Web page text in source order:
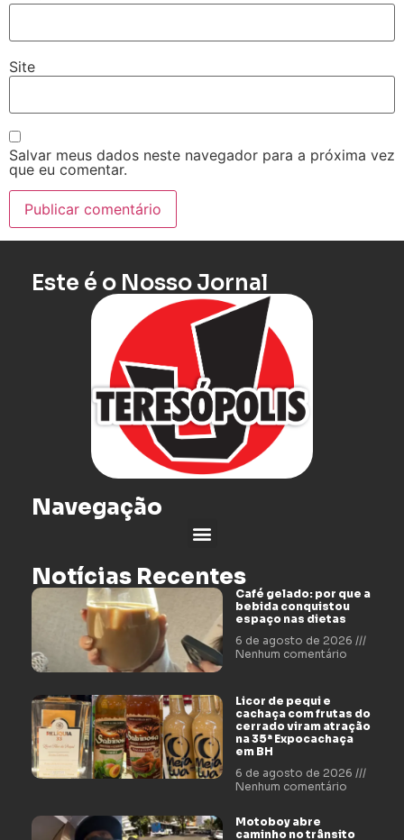
Site
Salvar meus dados neste navegador para a próxima vez
que eu comentar.
Este é o Nosso Jornal
Navegação
Notícias Recentes
Café gelado: por que a
bebida conquistou
espaço nas dietas
6 de agosto de 2026
Nenhum comentário
Licor de pequi e
cachaça com frutas do
cerrado viram atração
na 35ª Expocachaça
em BH
6 de agosto de 2026
Nenhum comentário
Motoboy abre
caminho no trânsito